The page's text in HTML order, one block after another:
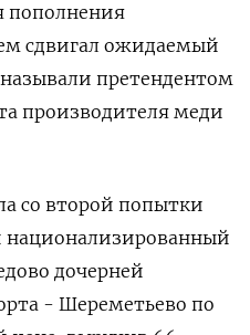
пополнения
сдвигал ожидаемый
претендентом
производителя меди
со второй попытки
национализированный
‌дочерней
- Шереметьево по